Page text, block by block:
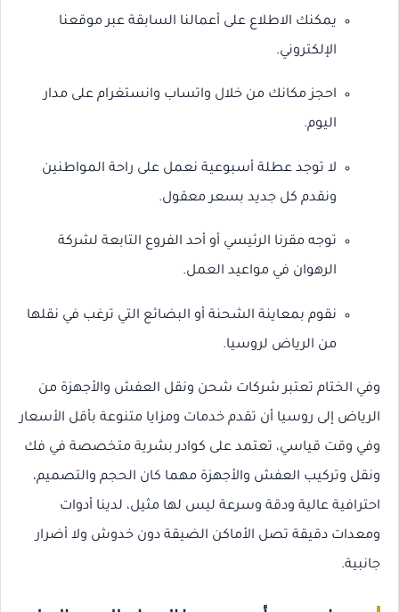
يمكنك الاطلاع على أعمالنا السابقة عبر موقعنا
الإلكتروني.
احجز مكانك من خلال واتساب وانستغرام على مدار
اليوم.
لا توجد عطلة أسبوعية نعمل على راحة المواطنين
ونقدم كل جديد بسعر معقول.
توجه مقرنا الرئيسي أو أحد الفروع التابعة لشركة
الرهوان في مواعيد العمل.
نقوم بمعاينة الشحنة أو البضائع التي ترغب في نقلها
من الرياض لروسيا.
وفي الختام تعتبر شركات شحن ونقل العفش والأجهزة من
الرياض إلى روسيا أن تقدم خدمات ومزايا متنوعة بأقل الأسعار
وفي وقت قياسي، تعتمد على كوادر بشرية متخصصة في فك
ونقل وتركيب العفش والأجهزة مهما كان الحجم والتصميم،
احترافية عالية ودقة وسرعة ليس لها مثيل، لدينا أدوات
ومعدات دقيقة تصل الأماكن الضيقة دون خدوش ولا أضرار
جانبية.